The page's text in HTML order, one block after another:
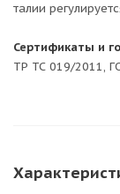
талии
Сертификаты и
ТР ТС 019/2011,